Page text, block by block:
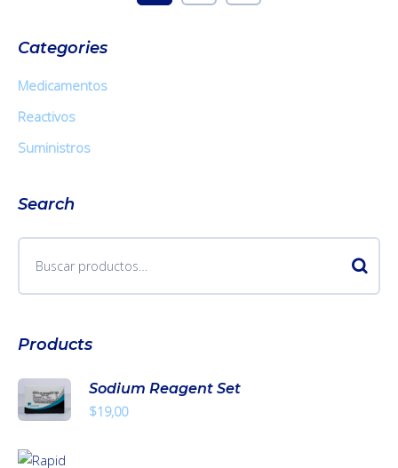
Categories
Medicamentos
Reactivos
Suministros
Search
Products
Sodium Reagent Set
$19,00